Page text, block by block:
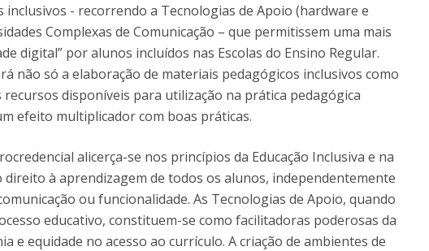
inclusivos - recorrendo a Tecnologias de Apoio (hardware e
Complexas de Comunicação – que permitissem uma mais
digital” por alunos incluídos nas Escolas do Ensino Regular.
não só a elaboração de materiais pedagógicos inclusivos como
disponíveis para utilização na prática pedagógica
efeito multiplicador com boas práticas.
alicerça-se nos princípios da Educação Inclusiva e na
à aprendizagem de todos os alunos, independentemente
ou funcionalidade. As Tecnologias de Apoio, quando
educativo, constituem-se como facilitadoras poderosas da
e equidade no acesso ao currículo. A criação de ambientes de